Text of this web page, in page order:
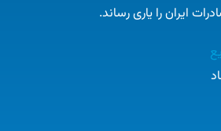
ایران را یاری رساند.​